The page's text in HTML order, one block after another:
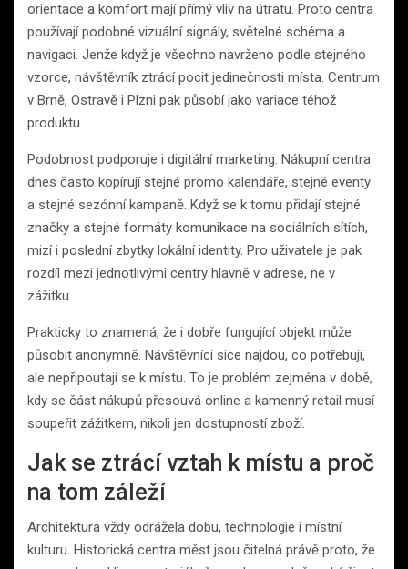
orientace a komfort mají přímý vliv na útratu. Proto centra
používají podobné vizuální signály, světelné schéma a
navigaci. Jenže když je všechno navrženo podle stejného
vzorce, návštěvník ztrácí pocit jedinečnosti místa. Centrum
v Brně, Ostravě i Plzni pak působí jako variace téhož
produktu.
Podobnost podporuje i digitální marketing. Nákupní centra
dnes často kopírují stejné promo kalendáře, stejné eventy
a stejné sezónní kampaně. Když se k tomu přidají stejné
značky a stejné formáty komunikace na sociálních sítích,
mizí i poslední zbytky lokální identity. Pro uživatele je pak
rozdíl mezi jednotlivými centry hlavně v adrese, ne v
zážitku.
Prakticky to znamená, že i dobře fungující objekt může
působit anonymně. Návštěvníci sice najdou, co potřebují,
ale nepřipoutají se k místu. To je problém zejména v době,
kdy se část nákupů přesouvá online a kamenný retail musí
soupeřit zážitkem, nikoli jen dostupností zboží.
Jak se ztrácí vztah k místu a proč
na tom záleží
Architektura vždy odrážela dobu, technologie i místní
kulturu. Historická centra měst jsou čitelná právě proto, že